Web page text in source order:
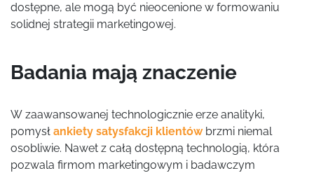
dostępne, ale mogą być nieocenione w formowaniu
solidnej strategii marketingowej.
Badania mają znaczenie
W zaawansowanej technologicznie erze analityki,
pomysł ankiety satysfakcji klientówbrzmi niemal
osobliwie. Nawet z całą dostępną technologią, która
pozwala firmom marketingowym i badawczym